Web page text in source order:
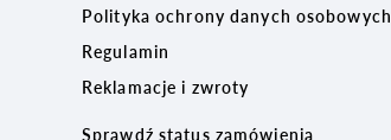
Polityka ochrony danych osobowych
Regulamin
Reklamacje i zwroty
Sprawdź status zamówienia